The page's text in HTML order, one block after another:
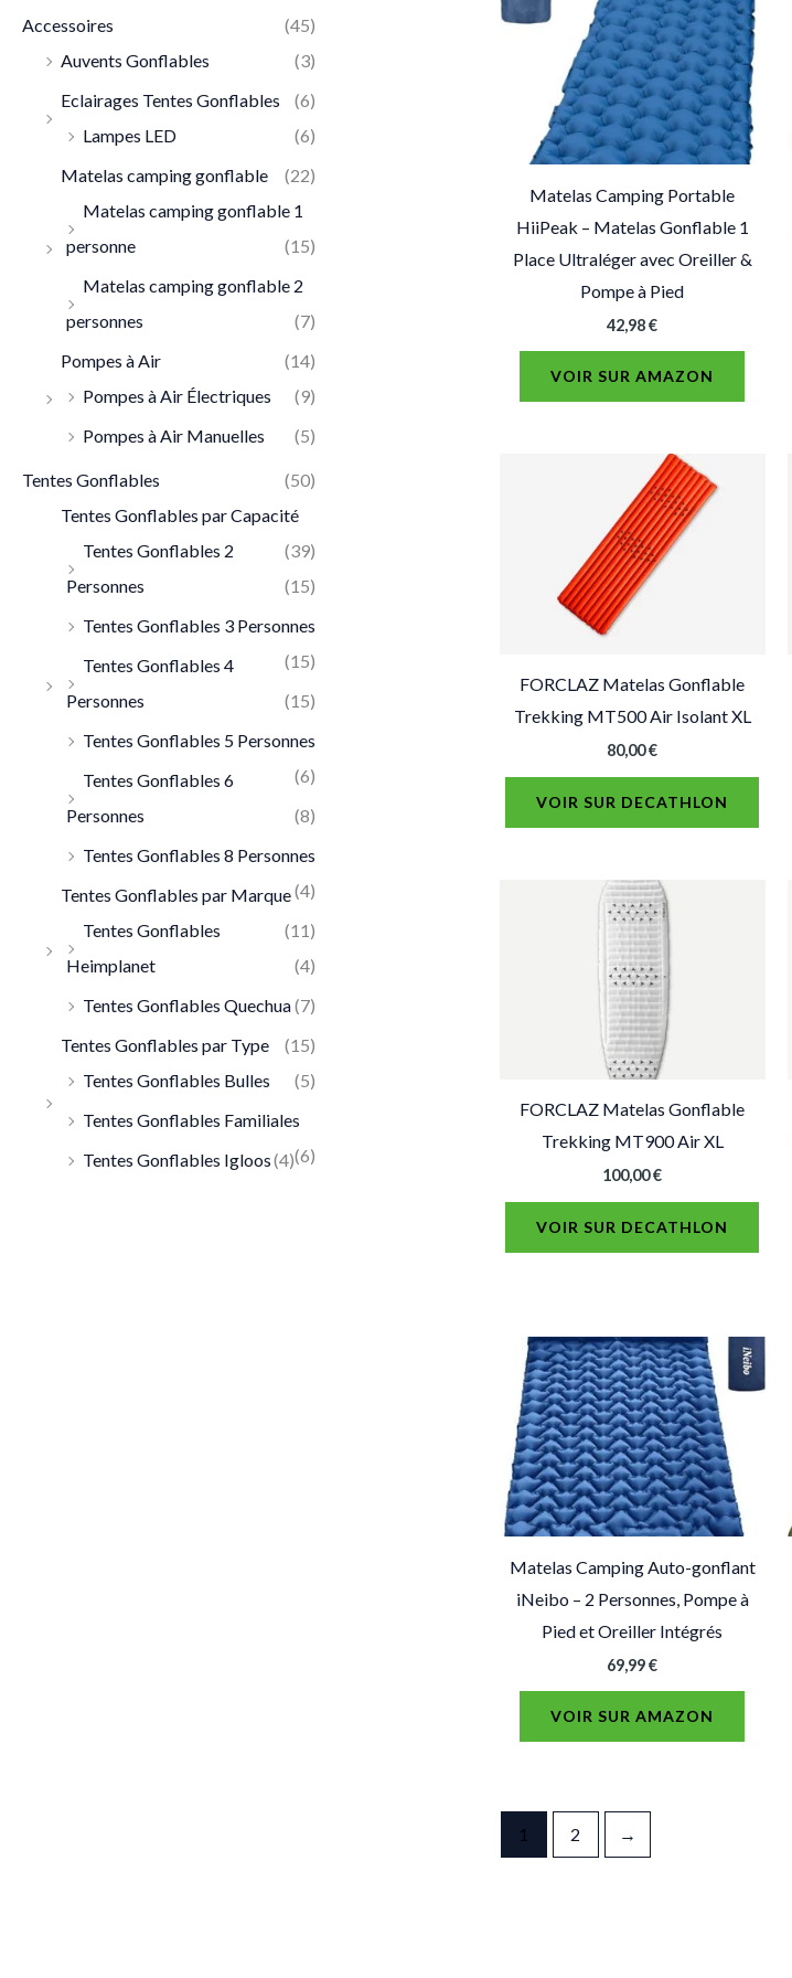
Accessoires
(45)
Auvents Gonflables
(3)
Eclairages Tentes Gonflables
(6)
Lampes LED
(6)
Matelas camping gonflable
(22)
Matelas camping gonflable 1
personne
(15)
Matelas camping gonflable 2
personnes
(7)
Pompes à Air
(14)
Pompes à Air Électriques
(9)
Pompes à Air Manuelles
(5)
Tentes Gonflables
(50)
Tentes Gonflables par Capacité
(39)
Tentes Gonflables 2
Personnes
(15)
Tentes Gonflables 3 Personnes
(15)
Tentes Gonflables 4
Personnes
(15)
Tentes Gonflables 5 Personnes
(6)
Tentes Gonflables 6
Personnes
(8)
Tentes Gonflables 8 Personnes
(4)
Tentes Gonflables par Marque
(11)
Tentes Gonflables
Heimplanet
(4)
Tentes Gonflables Quechua(7)
Tentes Gonflables par Type
(15)
Tentes Gonflables Bulles
(5)
Tentes Gonflables Familiales
(6)
Tentes Gonflables Igloos(4)
Matelas Camping Portable
HiiPeak – Matelas Gonflable 1
Place Ultraléger avec Oreiller &
Pompe à Pied
42,98€
VOIR SUR AMAZON
FORCLAZ Matelas Gonflable
Trekking MT500 Air Isolant XL
80,00€
VOIR SUR DECATHLON
FORCLAZ Matelas Gonflable
Trekking MT900 Air XL
100,00€
VOIR SUR DECATHLON
Matelas Camping Auto-gonflant
iNeibo – 2 Personnes, Pompe à
Pied et Oreiller Intégrés
69,99€
VOIR SUR AMAZON
1 2 →